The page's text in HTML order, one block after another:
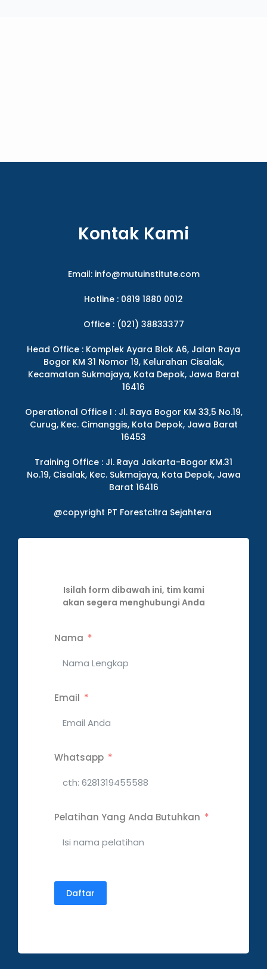
Kontak Kami
Email: info@mutuinstitute.com
Hotline : 0819 1880 0012
Office : (021) 38833377
Head Office : Komplek Ayara Blok A6, Jalan Raya
Bogor KM 31 Nomor 19, Kelurahan Cisalak,
Kecamatan Sukmajaya, Kota Depok, Jawa Barat
16416
Operational Office I : Jl. Raya Bogor KM 33,5 No.19,
Curug, Kec. Cimanggis, Kota Depok, Jawa Barat
16453
Training Office : Jl. Raya Jakarta-Bogor KM.31
No.19, Cisalak, Kec. Sukmajaya, Kota Depok, Jawa
Barat 16416
@copyright PT Forestcitra Sejahtera
Isilah form dibawah ini, tim kami
akan segera menghubungi Anda
Nama
Email
Whatsapp
Pelatihan Yang Anda Butuhkan
Daftar